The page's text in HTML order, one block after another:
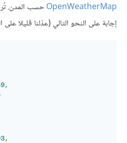
OpenWeatherMapحسب المدن.
إجابة على النحو التالي (عدّلنا قليلا على
,
,